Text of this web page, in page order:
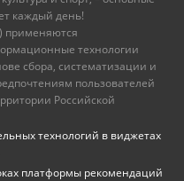
каждый день!
применяются
технологии
сбора, систематизации и
пользователей
Российской
технологий в виджетах
платформы рекомендаций